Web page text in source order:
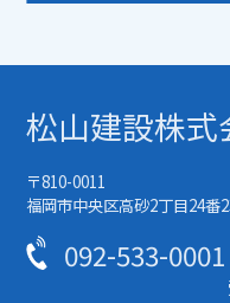
松山建設株式
〒810-0011
福岡市中央区高砂2丁目24番
092-533-0001